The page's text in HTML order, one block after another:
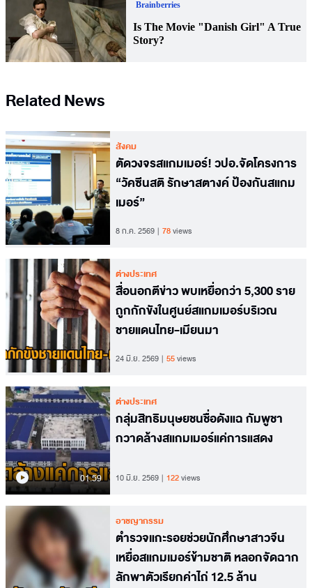
Related News
สังคม
ตัดวงจรสแกมเมอร์! วปอ.จัดโครงการ
“วัคซีนสติ รักษาสตางค์ ป้องกันสแกม
เมอร์”
8 ก.ค. 2569 78views
ต่างประเทศ
สื่อนอกตีข่าว พบเหยื่อกว่า 5,300 ราย
ถูกกักขังในศูนย์สแกมเมอร์บริเวณ
ชายแดนไทย-เมียนมา
24 มิ.ย. 2569 55views
01.59
ต่างประเทศ
กลุ่มสิทธิมนุษยชนชื่อดังแฉ กัมพูชา
กวาดล้างสแกมเมอร์แค่การแสดง
10 มิ.ย. 2569 122views
อาชญากรรม
ตำรวจแกะรอยช่วยนักศึกษาสาวจีน
เหยื่อสแกมเมอร์ข้ามชาติ หลอกจัดฉาก
ลักพาตัวเรียกค่าไถ่ 12.5 ล้าน